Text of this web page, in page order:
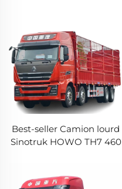
Best-seller Camion lourd
Sinotruk HOWO TH7 460